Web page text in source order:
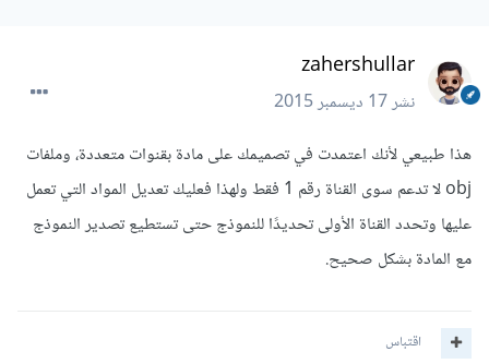
zahershullar
نشر17 ديسمبر 2015
هذا طبيعي لأنك اعتمدت في تصميمك على مادة بقنوات متعددة، وملفات
obj لا تدعم سوى القناة رقم 1 فقط ولهذا فعليك تعديل المواد التي تعمل
عليها وتحدد القناة الأولى تحديدًا للنموذج حتى تستطيع تصدير النموذج
مع المادة بشكل صحيح.
اقتباس